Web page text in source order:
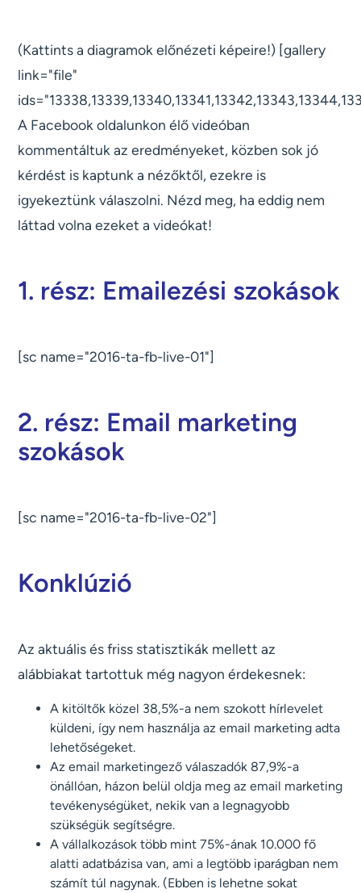
(Kattints a diagramok előnézeti képeire!) [gallery
link="file"
A Facebook oldalunkon élő videóban
kommentáltuk az eredményeket, közben sok jó
kérdést is kaptunk a nézőktől, ezekre is
igyekeztünk válaszolni. Nézd meg, ha eddig nem
láttad volna ezeket a videókat!
1. rész: Emailezési szokások
[sc name="2016-ta-fb-live-01"]
2. rész: Email marketing
szokások
[sc name="2016-ta-fb-live-02"]
Konklúzió
Az aktuális és friss statisztikák mellett az
alábbiakat tartottuk még nagyon érdekesnek:
A kitöltők közel 38,5%-a nem szokott hírlevelet
küldeni, így nem használja az email marketing adta
lehetőségeket.
Az email marketingező válaszadók 87,9%-a
önállóan, házon belül oldja meg az email marketing
tevékenységüket, nekik van a legnagyobb
szükségük segítségre.
A vállalkozások több mint 75%-ának 10.000 fő
alatti adatbázisa van, ami a legtöbb iparágban nem
számít túl nagynak. (Ebben is lehetne sokat